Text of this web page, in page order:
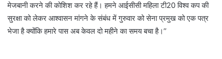
मेजबानी करने की कोशिश कर रहे हैं। हमने आईसीसी महिला टी20 विश्व कप की
सुरक्षा को लेकर आश्वासन मांगने के संबंध में गुरुवार को सेना प्रमुख को एक पत्र
भेजा है क्योंकि हमारे पास अब केवल दो महीने का समय बचा है।’’